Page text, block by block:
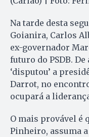
Na tarde desta
Goianira, Carlos
ex-governador
futuro do PSDB.
‘disputou’ a
Darrot, no
ocupará a
O mais provável é
Pinheiro, assuma